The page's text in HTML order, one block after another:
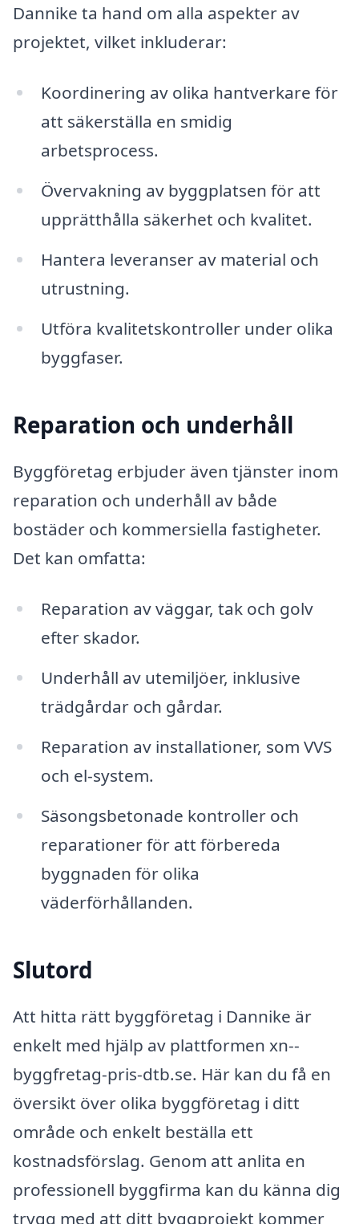
Dannike ta hand om alla aspekter av
projektet, vilket inkluderar:
Koordinering av olika hantverkare för
att säkerställa en smidig
arbetsprocess.
Övervakning av byggplatsen för att
upprätthålla säkerhet och kvalitet.
Hantera leveranser av material och
utrustning.
Utföra kvalitetskontroller under olika
byggfaser.
Reparation och underhåll
Byggföretag erbjuder även tjänster inom
reparation och underhåll av både
bostäder och kommersiella fastigheter.
Det kan omfatta:
Reparation av väggar, tak och golv
efter skador.
Underhåll av utemiljöer, inklusive
trädgårdar och gårdar.
Reparation av installationer, som VVS
och el-system.
Säsongsbetonade kontroller och
reparationer för att förbereda
byggnaden för olika
väderförhållanden.
Slutord
Att hitta rätt byggföretag i Dannike är
enkelt med hjälp av plattformen xn--
byggfretag-pris-dtb.se. Här kan du få en
översikt över olika byggföretag i ditt
område och enkelt beställa ett
kostnadsförslag. Genom att anlita en
professionell byggfirma kan du känna dig
trygg med att ditt byggprojekt kommer